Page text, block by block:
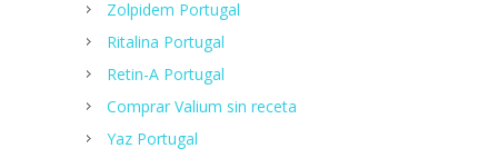
Zolpidem Portugal
Ritalina Portugal
Retin-A Portugal
Comprar Valium sin receta
Yaz Portugal